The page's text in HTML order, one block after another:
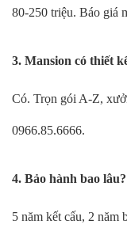
80-250 triệu. Báo giá
3. Mansion có thiết
Có. Trọn gói A-Z,
0966.85.6666.
4. Bảo hành bao lâu?
5 năm kết cấu, 2 năm